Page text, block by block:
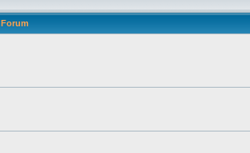
Forum